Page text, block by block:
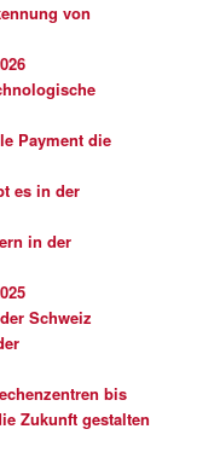
von
Payment die
es in der
in der
Schweiz
bis
Zukunft gestalten